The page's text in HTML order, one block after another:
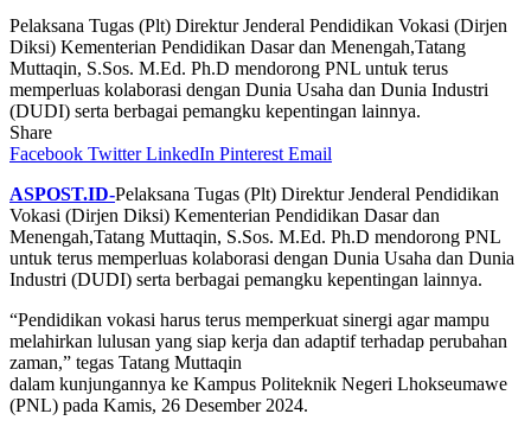
Pelaksana Tugas (Plt) Direktur Jenderal Pendidikan Vokasi (Dirjen
Diksi) Kementerian Pendidikan Dasar dan Menengah,Tatang
Muttaqin, S.Sos. M.Ed. Ph.D mendorong PNL untuk terus
memperluas kolaborasi dengan Dunia Usaha dan Dunia Industri
(DUDI) serta berbagai pemangku kepentingan lainnya.
Share
Facebook Twitter LinkedIn Pinterest Email
ASPOST.ID-Pelaksana Tugas (Plt) Direktur Jenderal Pendidikan
Vokasi (Dirjen Diksi) Kementerian Pendidikan Dasar dan
Menengah,Tatang Muttaqin, S.Sos. M.Ed. Ph.D mendorong PNL
untuk terus memperluas kolaborasi dengan Dunia Usaha dan Dunia
Industri (DUDI) serta berbagai pemangku kepentingan lainnya.
“Pendidikan vokasi harus terus memperkuat sinergi agar mampu
melahirkan lulusan yang siap kerja dan adaptif terhadap perubahan
zaman,” tegas Tatang Muttaqin
dalam kunjungannya ke Kampus Politeknik Negeri Lhokseumawe
(PNL) pada Kamis, 26 Desember 2024.